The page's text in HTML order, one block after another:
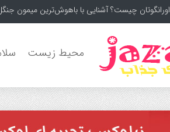
اورانگوتان چیست؟ آشنایی با باهوش‌ترین میمون
محیط زیست